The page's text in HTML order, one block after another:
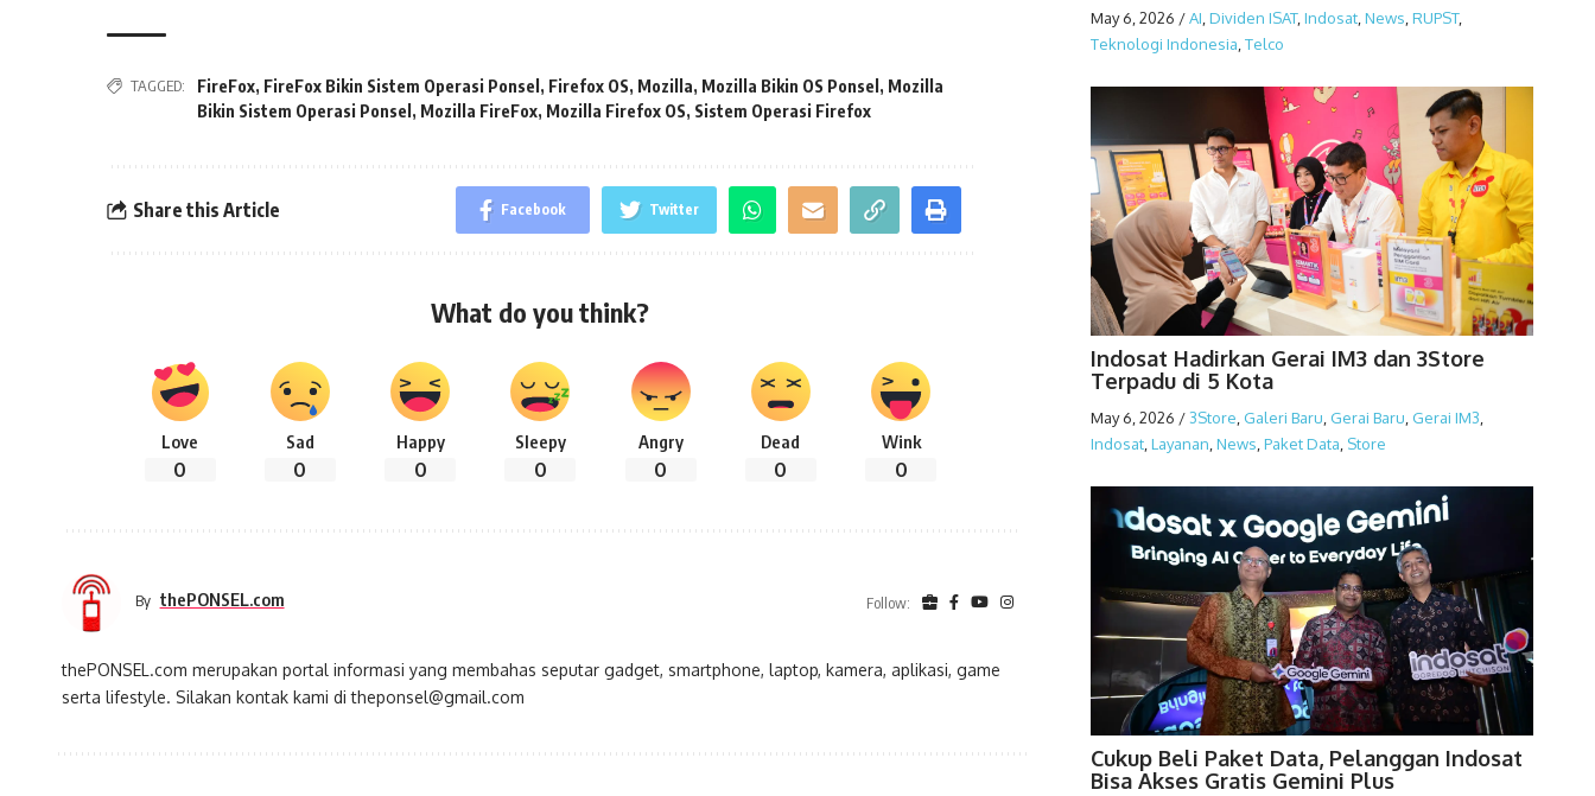
TAGGED: FireFox, FireFox Bikin Sistem Operasi Ponsel , Firefox OS, Mozilla, Mozilla Bikin OS Ponsel , Mozilla
Bikin Sistem Operasi Ponsel , Mozilla FireFox, Mozilla Firefox OS, Sistem Operasi Firefox
Share this Article Facebook Twitter
What do you think?
Love
0
Sad
0
Happy
0
Sleepy
0
Angry
0
Dead
0
Wink
0
By thePONSEL.com Follow:
thePONSEL.com merupakan portal informasi yang membahas seputar gadget, smartphone, laptop, kamera, aplikasi, game
serta lifestyle. Silakan kontak kami di theponsel@gmail.com
May 6, 2026 /AI,Dividen ISAT,Indosat,News,RUPST,
Teknologi Indonesia,Telco
Indosat Hadirkan Gerai IM3 dan 3Store
Terpadu di 5 Kota
May 6, 2026 /3Store, Galeri Baru, Gerai Baru, Gerai IM3,
Indosat,Layanan,News,Paket Data, Store
Cukup Beli Paket Data, Pelanggan Indosat
Bisa Akses Gratis Gemini Plus